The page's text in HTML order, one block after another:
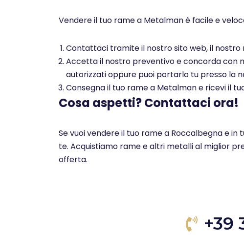
Vendere il tuo rame a Metalman è facile e
Contattaci tramite il nostro sito web, il nostro
Accetta il nostro preventivo e concorda con
autorizzati oppure puoi portarlo tu presso la
Consegna il tuo rame a Metalman e ricevi il
Cosa aspetti? Contattaci ora!
Se vuoi vendere il tuo rame a Roccalbegna e
te. Acquistiamo rame e altri metalli al miglior
offerta.
+39